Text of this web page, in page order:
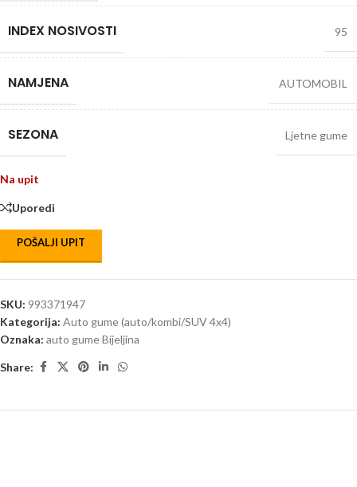
INDEX NOSIVOSTI 95
NAMJENA AUTOMOBIL
SEZONA Ljetne gume
Na upit
Uporedi
POŠALJI UPIT
SKU: 993371947
Kategorija: Auto gume (auto/kombi/SUV 4x4)
Oznaka: auto gume Bijeljina
Share: